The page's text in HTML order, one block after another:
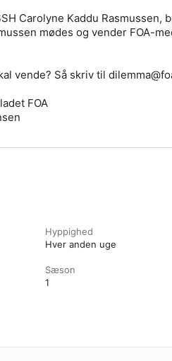
Carolyne Kaddu Rasmussen,
mødes og vender FOA-
vende? Så skriv til
FOA
Hyppighed
Hver anden uge
Sæson
1